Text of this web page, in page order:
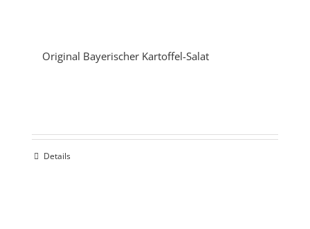
Original Bayerischer Kartoffel-Salat
Details